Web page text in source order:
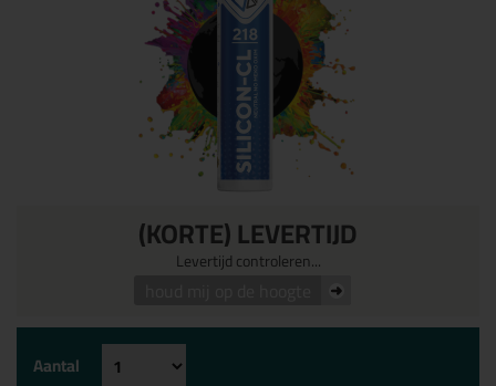
(KORTE) LEVERTIJD
Levertijd controleren...
Aantal